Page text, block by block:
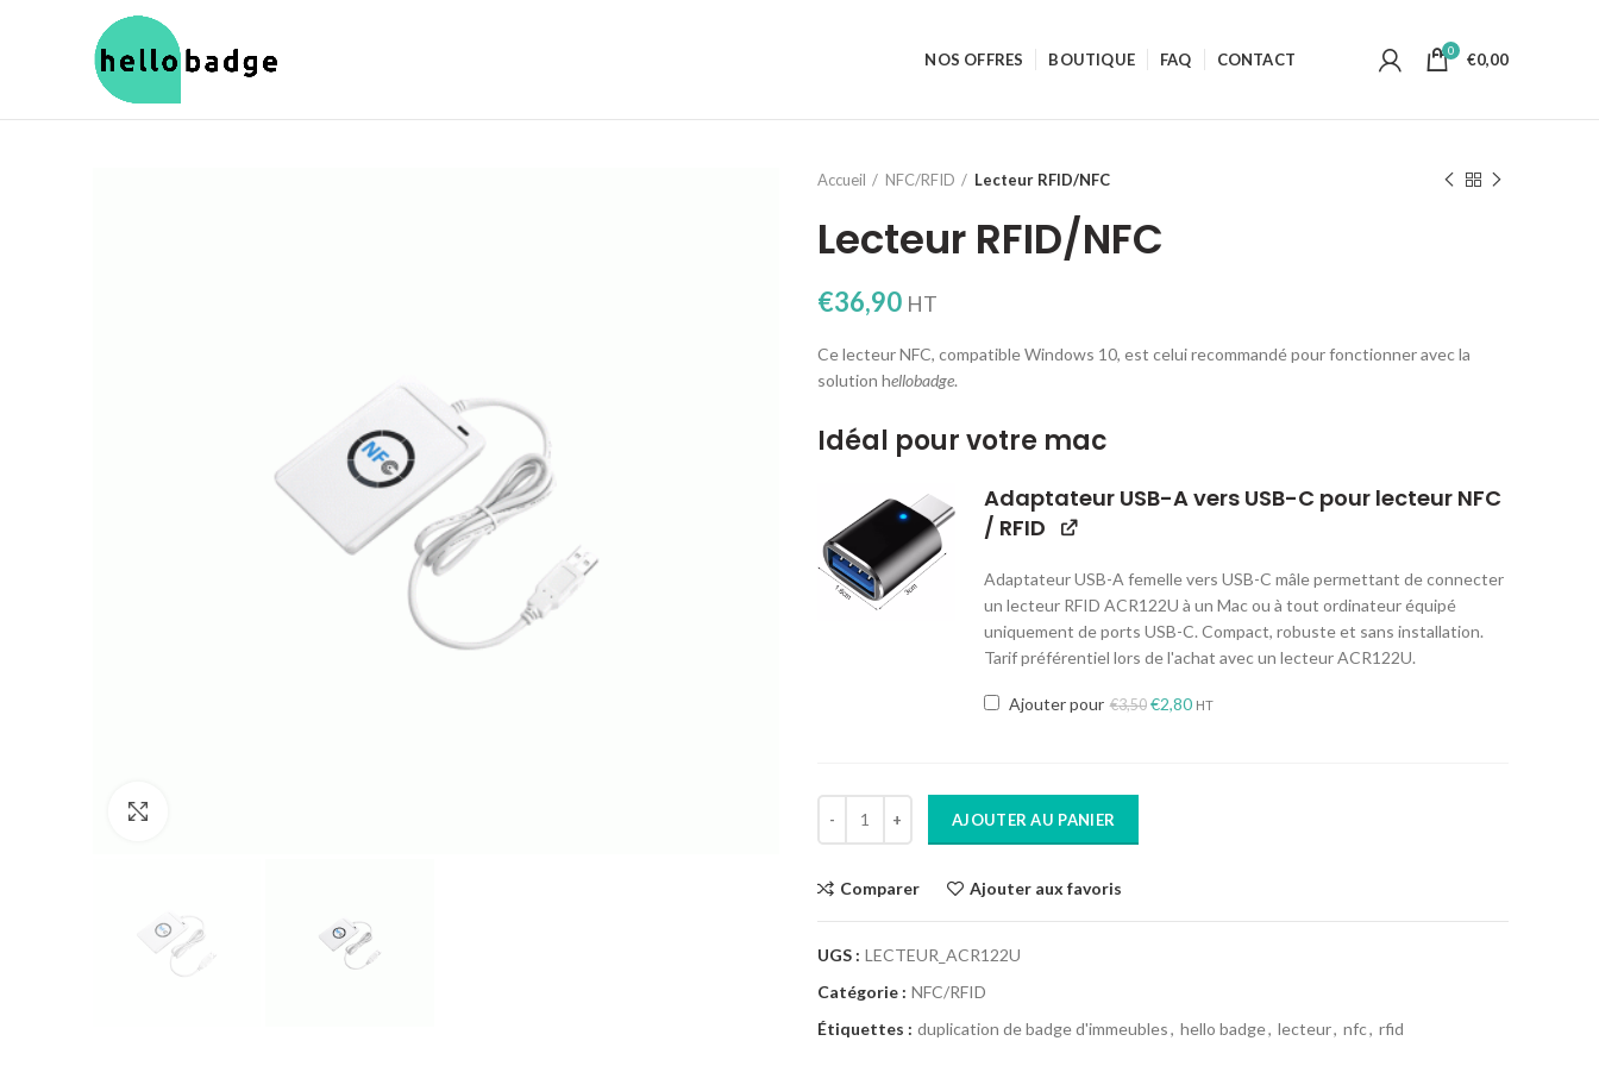
NOS OFFRES BOUTIQUE FAQ CONTACT 0 €0,00
Accueil NFC/RFID Lecteur RFID/NFC
Lecteur RFID/NFC
€36,90 HT
Ce lecteur NFC, compatible Windows 10, est celui recommandé pour fonctionner avec la
solution hellobadge.
Idéal pour votre mac
Adaptateur USB-A vers USB-C pour lecteur NFC
/ RFID
Adaptateur USB-A femelle vers USB-C mâle permettant de connecter
un lecteur RFID ACR122U à un Mac ou à tout ordinateur équipé
uniquement de ports USB-C. Compact, robuste et sans installation.
Tarif préférentiel lors de l'achat avec un lecteur ACR122U.
Ajouter pour €3,50 Le
prix
€2,80Le
HT
AJOUTER AU PANIER
Comparer Ajouter aux favoris
UGS : LECTEUR_ACR122U
Catégorie : NFC/RFID
Étiquettes : duplication de badge d'immeubles, hello badge, lecteur, nfc, rfid